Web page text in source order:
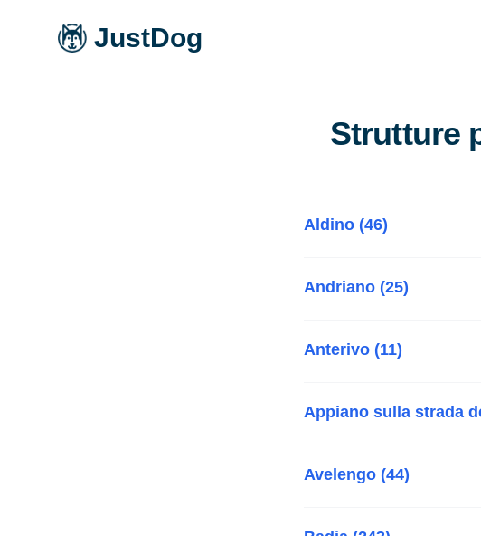
JustDog
Strutture
Aldino (46)
Andriano (25)
Anterivo (11)
Appiano sulla strada
Avelengo (44)